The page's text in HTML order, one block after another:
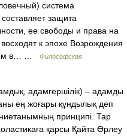
система
защита
ее свободы и права на
к эпохе Возрождения
в… …
Философская
адамгершілік) – адамды
ең жоғары құндылық деп
принципі. Тар
қарсы Қайта Өрлеу